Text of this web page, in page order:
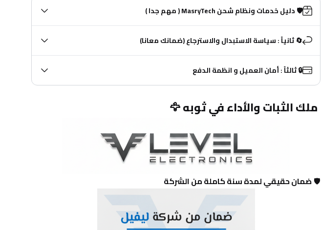
🛡️ دليل خدمات ونظام شحن MasryTech ( مهم جدا )
🔄 ثانياً : سياسة الاستبدال والاسترجاع (ضمانك معانا)
🔒 ثالثاً : أمان العميل و انظمة الدفع
🦅
🛡️ ضمان حقيقي لمدة سنة كاملة من الشركة